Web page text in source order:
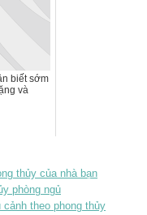
biết sớm
và
thủy của nhà bạn
phòng ngủ
theo phong thủy